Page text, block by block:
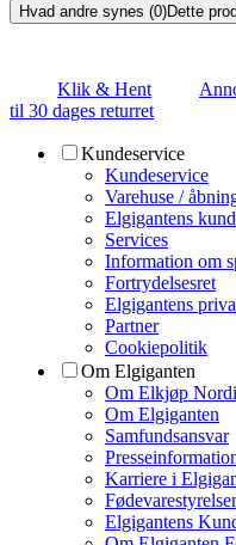
Hvad andre synes (0)Dette
Klik & Hent
til 30 dages returret
Kundeservice
Kundeservice
Varehuse /
Elgigantens
Services
Information om
Fortrydelsesret
Elgigantens
Partner
Cookiepolitik
Om Elgiganten
Om Elkjøp
Om Elgiganten
Samfundsansvar
Karriere i
Elgigantens